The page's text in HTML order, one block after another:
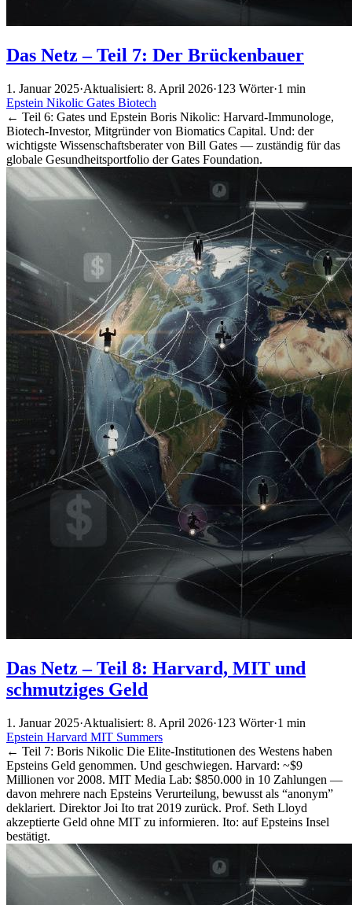
Das Netz – Teil 7: Der Brückenbauer
1. Januar 2025·Aktualisiert: 8. April 2026·123 Wörter·1 min
Epstein Nikolic Gates Biotech
← Teil 6: Gates und Epstein Boris Nikolic: Harvard-Immunologe,
Biotech-Investor, Mitgründer von Biomatics Capital. Und: der
wichtigste Wissenschaftsberater von Bill Gates — zuständig für das
globale Gesundheitsportfolio der Gates Foundation.
Das Netz – Teil 8: Harvard, MIT und
schmutziges Geld
1. Januar 2025·Aktualisiert: 8. April 2026·123 Wörter·1 min
Epstein Harvard MIT Summers
← Teil 7: Boris Nikolic Die Elite-Institutionen des Westens haben
Epsteins Geld genommen. Und geschwiegen. Harvard: ~$9
Millionen vor 2008. MIT Media Lab: $850.000 in 10 Zahlungen —
davon mehrere nach Epsteins Verurteilung, bewusst als “anonym”
deklariert. Direktor Joi Ito trat 2019 zurück. Prof. Seth Lloyd
akzeptierte Geld ohne MIT zu informieren. Ito: auf Epsteins Insel
bestätigt.